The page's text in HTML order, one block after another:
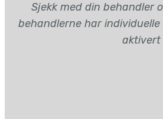
Sjekk med din behandler
behandlerne har
aktivert